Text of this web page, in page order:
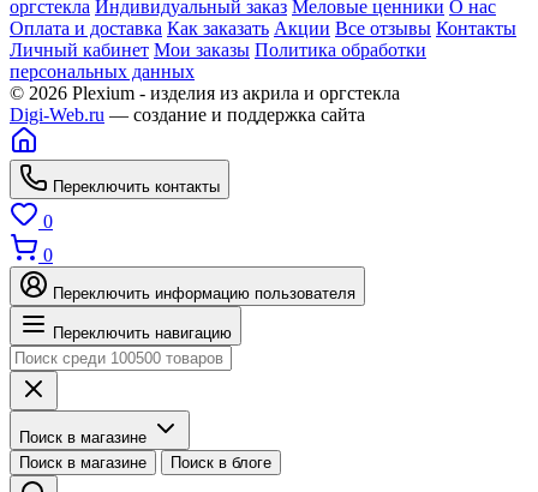
оргстекла Индивидуальный заказ Меловые ценники О нас
Оплата и доставка Как заказать Акции Все отзывы Контакты
Личный кабинет Мои заказы Политика обработки
персональных данных
© 2026 Plexium - изделия из акрила и оргстекла
Digi-Web.ru — создание и поддержка сайта
Переключить контакты
0
0
Переключить информацию пользователя
Переключить навигацию
Поиск в магазине
Поиск в магазине
Поиск в блоге